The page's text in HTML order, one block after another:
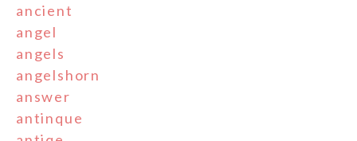
ancient
angel
angels
angelshorn
answer
antinque